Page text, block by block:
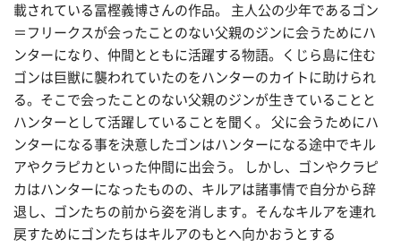
載されている冨樫義博さんの作品。 主人公の少年であるゴン
＝フリークスが会ったことのない父親のジンに会うためにハ
ンターになり、仲間とともに活躍する物語。くじら島に住む
ゴンは巨獣に襲われていたのをハンターのカイトに助けられ
る。そこで会ったことのない父親のジンが生きていることと
ハンターとして活躍していることを聞く。 父に会うためにハ
ンターになる事を決意したゴンはハンターになる途中でキル
アやクラピカといった仲間に出会う。 しかし、ゴンやクラピ
カはハンターになったものの、キルアは諸事情で自分から辞
退し、ゴンたちの前から姿を消します。そんなキルアを連れ
戻すためにゴンたちはキルアのもとへ向かおうとする